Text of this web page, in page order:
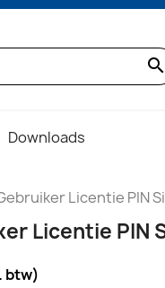
search
Downloads
Licentie PIN
Licentie PIN
btw)